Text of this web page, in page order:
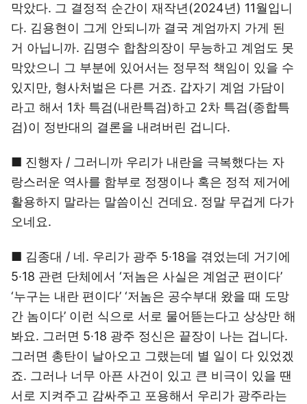
막았다. 그 결정적 순간이 재작년(2024년) 11월입니
다. 김용현이 그게 안되니까 결국 계엄까지 가게 된
거 아닙니까. 김명수 합참의장이 무능하고 계엄도 못
막았으니 그 부분에 있어서는 정무적 책임이 있을 수
있지만, 형사처벌은 다른 거죠. 갑자기 계엄 가담이
라고 해서 1차 특검(내란특검)하고 2차 특검(종합특
검)이 정반대의 결론을 내려버린 겁니다.
■ 진행자 / 그러니까 우리가 내란을 극복했다는 자
랑스러운 역사를 함부로 정쟁이나 혹은 정적 제거에
활용하지 말라는 말씀이신 건데요. 정말 무겁게 다가
오네요.
■ 김종대 / 네. 우리가 광주 5·18을 겪었는데 거기에
5·18 관련 단체에서 ‘저놈은 사실은 계엄군 편이다’
‘누구는 내란 편이다’ ‘저놈은 공수부대 왔을 때 도망
간 놈이다’ 이런 식으로 서로 물어뜯는다고 상상만 해
봐요. 그러면 5·18 광주 정신은 끝장이 나는 겁니다.
그러면 총탄이 날아오고 그랬는데 별 일이 다 있었겠
죠. 그러나 너무 아픈 사건이 있고 큰 비극이 있을 땐
서로 지켜주고 감싸주고 포용해서 우리가 광주라는